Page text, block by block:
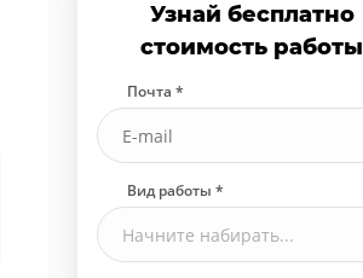
Узнай бесплатно
стоимость работы
Почта *
Вид работы *
Начните набирать...